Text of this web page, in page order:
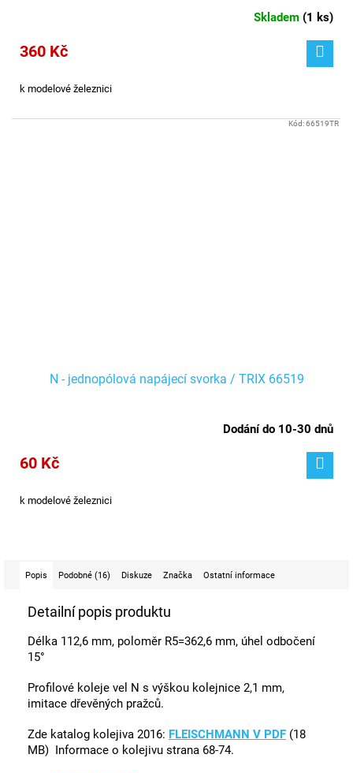
Skladem (1 ks)
360 Kč
k modelové železnici
N - jednopólová napájecí svorka / TRIX 66519
Dodání do 10-30 dnů
60 Kč
k modelové železnici
Kód:66519TR
Popis Podobné (16) Diskuze Značka Ostatní informace
Detailní popis produktu
Délka 112,6 mm, poloměr R5=362,6 mm, úhel odbočení
15°
Profilové koleje vel N s výškou kolejnice 2,1 mm,
imitace dřevěných pražců.
Zde katalog kolejiva 2016: FLEISCHMANN V PDF (18
MB) Informace o kolejivu strana 68-74.